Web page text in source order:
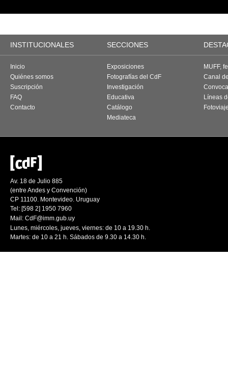
INSTITUCIONALES SECCIONES
Inicio
Quiénes somos
Suscripción
FAQ
Contacto
Exposiciones
Fotografías del CdF
Investigación
Educativa
Catálogo
Mediateca
MUFF,
Canal
Líneas
Av. 18 de Julio 885
(entre Andes y Convención)
CP 11100. Montevideo. Uruguay
Tel: [598 2] 1950 7960
Mail: CdF@imm.gub.uy
Lunes, miércoles, jueves, viernes: de 10 a 19.30 h.
Martes: de 10 a 21 h. Sábados de 9.30 a 14.30 h.